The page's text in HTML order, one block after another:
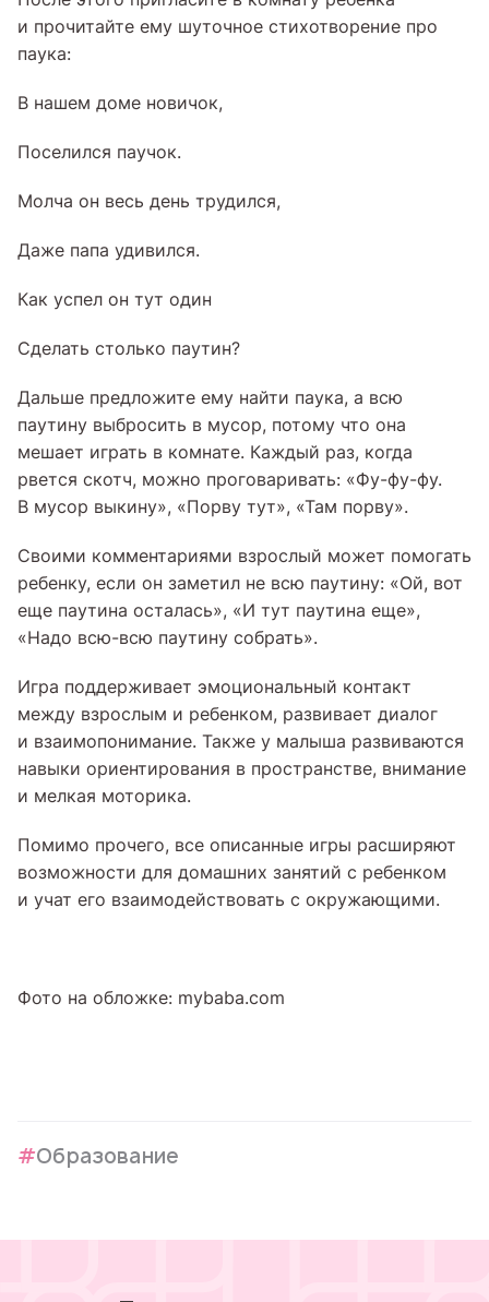
и прочитайте ему шуточное стихотворение про
паука:
В нашем доме новичок,
Поселился паучок.
Молча он весь день трудился,
Даже папа удивился.
Как успел он тут один
Сделать столько паутин?
Дальше предложите ему найти паука, а всю
паутину выбросить в мусор, потому что она
мешает играть в комнате. Каждый раз, когда
рвется скотч, можно проговаривать: «Фу-фу-фу.
В мусор выкину», «Порву тут», «Там порву».
Своими комментариями взрослый может помогать
ребенку, если он заметил не всю паутину: «Ой, вот
еще паутина осталась», «И тут паутина еще»,
«Надо всю-всю паутину собрать».
Игра поддерживает эмоциональный контакт
между взрослым и ребенком, развивает диалог
и взаимопонимание. Также у малыша развиваются
навыки ориентирования в пространстве, внимание
и мелкая моторика.
Помимо прочего, все описанные игры расширяют
возможности для домашних занятий с ребенком
и учат его взаимодействовать с окружающими.
Фото на обложке: mybaba.com
Образование